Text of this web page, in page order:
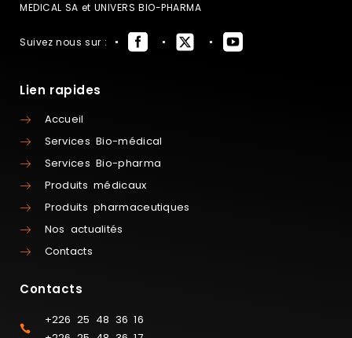
MEDICAL SA et UNIVERS BIO-PHARMA
Suivez nous sur :
Lien rapides
Accueil
Services Bio-médical
Services Bio-pharma
Produits médicaux
Produits pharmaceutiques
Nos actualités
Contacts
Contacts
+226 25 48 36 16